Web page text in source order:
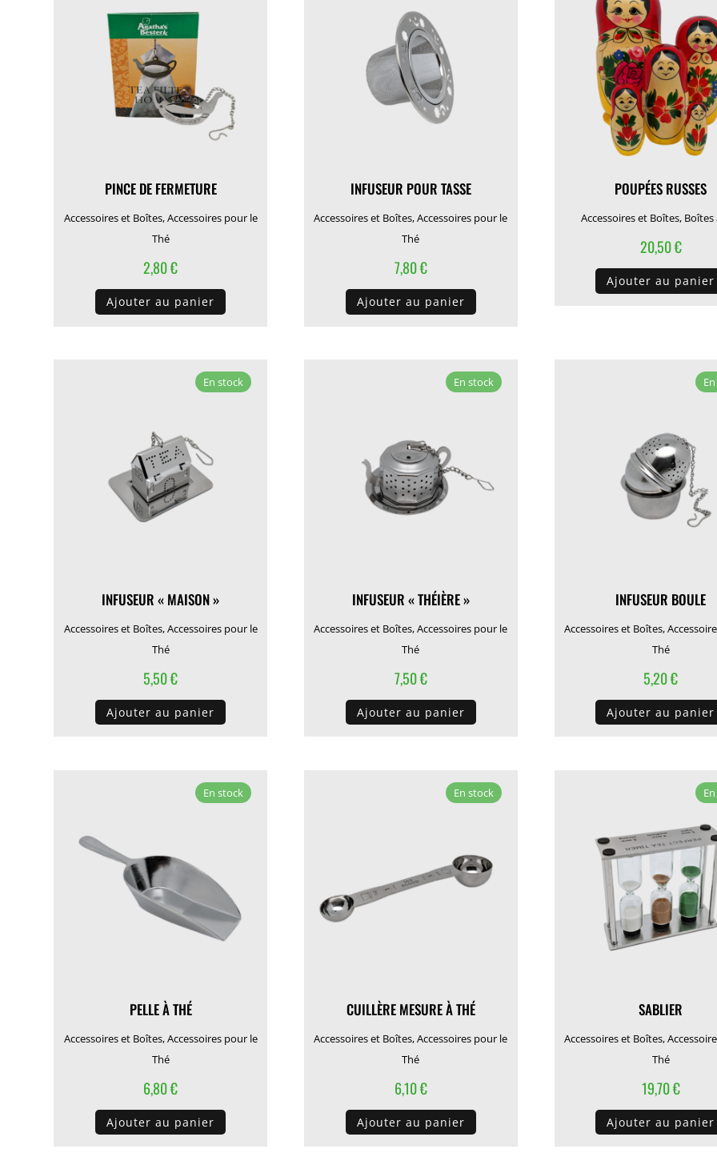
PINCE DE FERMETURE
Accessoires et Boîtes,Accessoires pour le
Thé
2,80€
Ajouter au panier
INFUSEUR POUR TASSE
Accessoires et Boîtes,Accessoires pour le
Thé
7,80€
Ajouter au panier
POUPÉES RUSSES
Accessoires et Boîtes, Boîtes
20,50€
Ajouter au panier
En stock
INFUSEUR « MAISON »
Accessoires et Boîtes,Accessoires pour le
Thé
5,50€
Ajouter au panier
En stock
INFUSEUR « THÉIÈRE »
Accessoires et Boîtes,Accessoires pour le
Thé
7,50€
Ajouter au panier
INFUSEUR BOULE
Accessoires et Boîtes,
Thé
5,20€
Ajouter au panier
En stock
PELLE À THÉ
Accessoires et Boîtes,Accessoires pour le
Thé
6,80€
Ajouter au panier
En stock
CUILLÈRE MESURE À THÉ
Accessoires et Boîtes,Accessoires pour le
Thé
6,10€
Ajouter au panier
SABLIER
Accessoires et Boîtes,
Thé
19,70€
Ajouter au panier